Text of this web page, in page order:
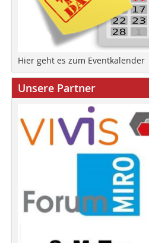
Hier geht es zum Eventkalender
Unsere Partner